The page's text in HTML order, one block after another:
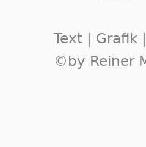
Text | Grafik
©by Reiner